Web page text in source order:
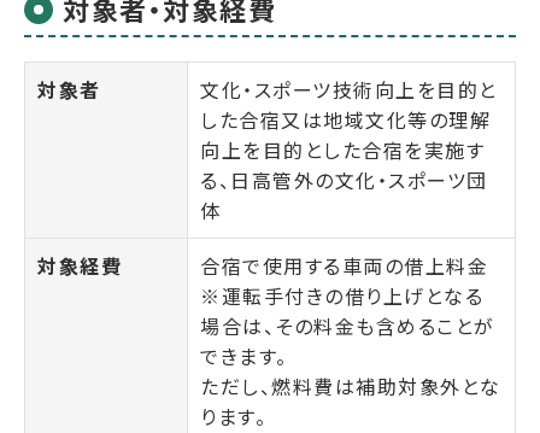
対象者・対象経費
対象者
文化・スポーツ技術向上を目的と
した合宿又は地域文化等の理解
向上を目的とした合宿を実施す
る、日高管外の文化・スポーツ団
体
対象経費
合宿で使用する車両の借上料金
※運転手付きの借り上げとなる
場合は、その料金も含めることが
できます。
ただし、燃料費は補助対象外とな
ります。